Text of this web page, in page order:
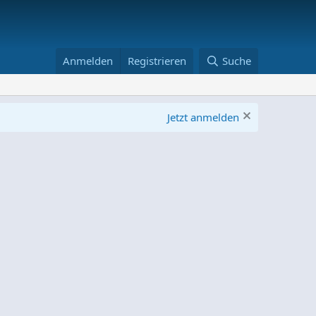
Anmelden Registrieren Suche
Jetzt anmelden